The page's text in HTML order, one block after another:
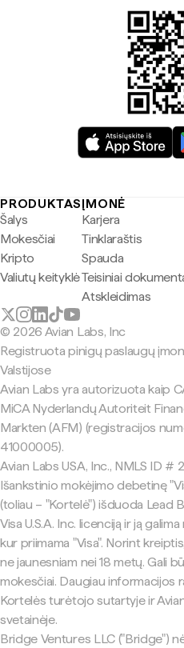
PRODUKTAS
Šalys
Mokesčiai
Kripto
Valiutų keityklė
ĮMONĖ
Karjera
Tinklaraštis
Spauda
Teisiniai
Atskleidimas
© 2026 Avian Labs, Inc
Registruota pinigų paslaugų
Valstijose
Avian Labs yra autorizuota kaip
MiCA Nyderlandų Autoriteit
Markten (AFM) (registracijos
41000005).
Avian Labs USA, Inc., NMLS ID #
Išankstinio mokėjimo debetinę
(toliau – "Kortelė") išduoda Lead
Visa U.S.A. Inc. licenciją ir ją
kur priimama "Visa". Norint
ne jaunesniam nei 18 metų. Gali
mokesčiai. Daugiau informacijos
Kortelės turėtojo sutartyje ir
svetainėje.
Bridge Ventures LLC ("Bridge")